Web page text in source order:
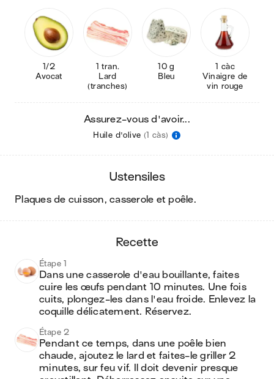
1/2
Avocat
1 tran.
Lard
(tranches)
10 g
Bleu
1 càc
Vinaigre de
vin rouge
Assurez-vous d'avoir...
Huile d'olive (1 càs)
ustensiles
plaques de cuisson, casserole et poêle.
recette
Étape 1
Dans une casserole d'eau bouillante, faites
cuire les œufs pendant 10 minutes. Une fois
cuits, plongez-les dans l'eau froide. Enlevez la
coquille délicatement. Réservez.
Étape 2
Pendant ce temps, dans une poêle bien
chaude, ajoutez le lard et faites-le griller 2
minutes, sur feu vif. Il doit devenir presque